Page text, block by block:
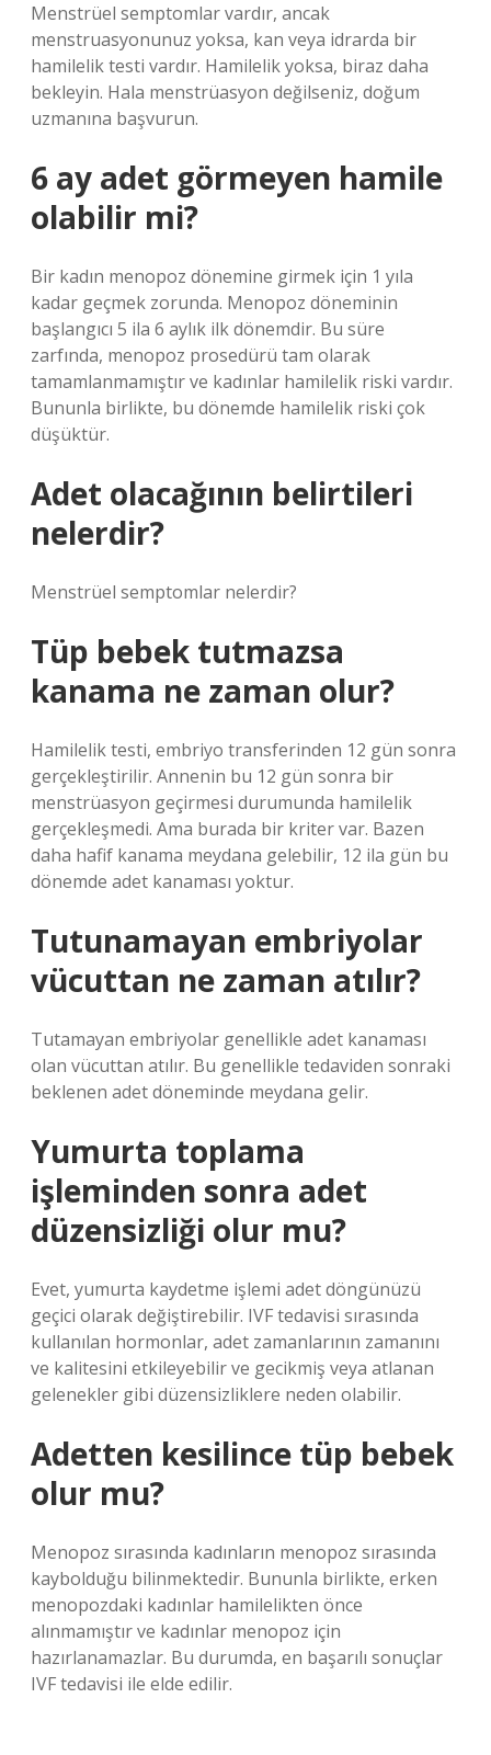
Menstrüel semptomlar vardır, ancak
menstruasyonunuz yoksa, kan veya idrarda bir
hamilelik testi vardır. Hamilelik yoksa, biraz daha
bekleyin. Hala menstrüasyon değilseniz, doğum
uzmanına başvurun.
6 ay adet görmeyen hamile
olabilir mi?
Bir kadın menopoz dönemine girmek için 1 yıla
kadar geçmek zorunda. Menopoz döneminin
başlangıcı 5 ila 6 aylık ilk dönemdir. Bu süre
zarfında, menopoz prosedürü tam olarak
tamamlanmamıştır ve kadınlar hamilelik riski vardır.
Bununla birlikte, bu dönemde hamilelik riski çok
düşüktür.
Adet olacağının belirtileri
nelerdir?
Menstrüel semptomlar nelerdir?
Tüp bebek tutmazsa
kanama ne zaman olur?
Hamilelik testi, embriyo transferinden 12 gün sonra
gerçekleştirilir. Annenin bu 12 gün sonra bir
menstrüasyon geçirmesi durumunda hamilelik
gerçekleşmedi. Ama burada bir kriter var. Bazen
daha hafif kanama meydana gelebilir, 12 ila gün bu
dönemde adet kanaması yoktur.
Tutunamayan embriyolar
vücuttan ne zaman atılır?
Tutamayan embriyolar genellikle adet kanaması
olan vücuttan atılır. Bu genellikle tedaviden sonraki
beklenen adet döneminde meydana gelir.
Yumurta toplama
işleminden sonra adet
düzensizliği olur mu?
Evet, yumurta kaydetme işlemi adet döngünüzü
geçici olarak değiştirebilir. IVF tedavisi sırasında
kullanılan hormonlar, adet zamanlarının zamanını
ve kalitesini etkileyebilir ve gecikmiş veya atlanan
gelenekler gibi düzensizliklere neden olabilir.
Adetten kesilince tüp bebek
olur mu?
Menopoz sırasında kadınların menopoz sırasında
kaybolduğu bilinmektedir. Bununla birlikte, erken
menopozdaki kadınlar hamilelikten önce
alınmamıştır ve kadınlar menopoz için
hazırlanamazlar. Bu durumda, en başarılı sonuçlar
IVF tedavisi ile elde edilir.